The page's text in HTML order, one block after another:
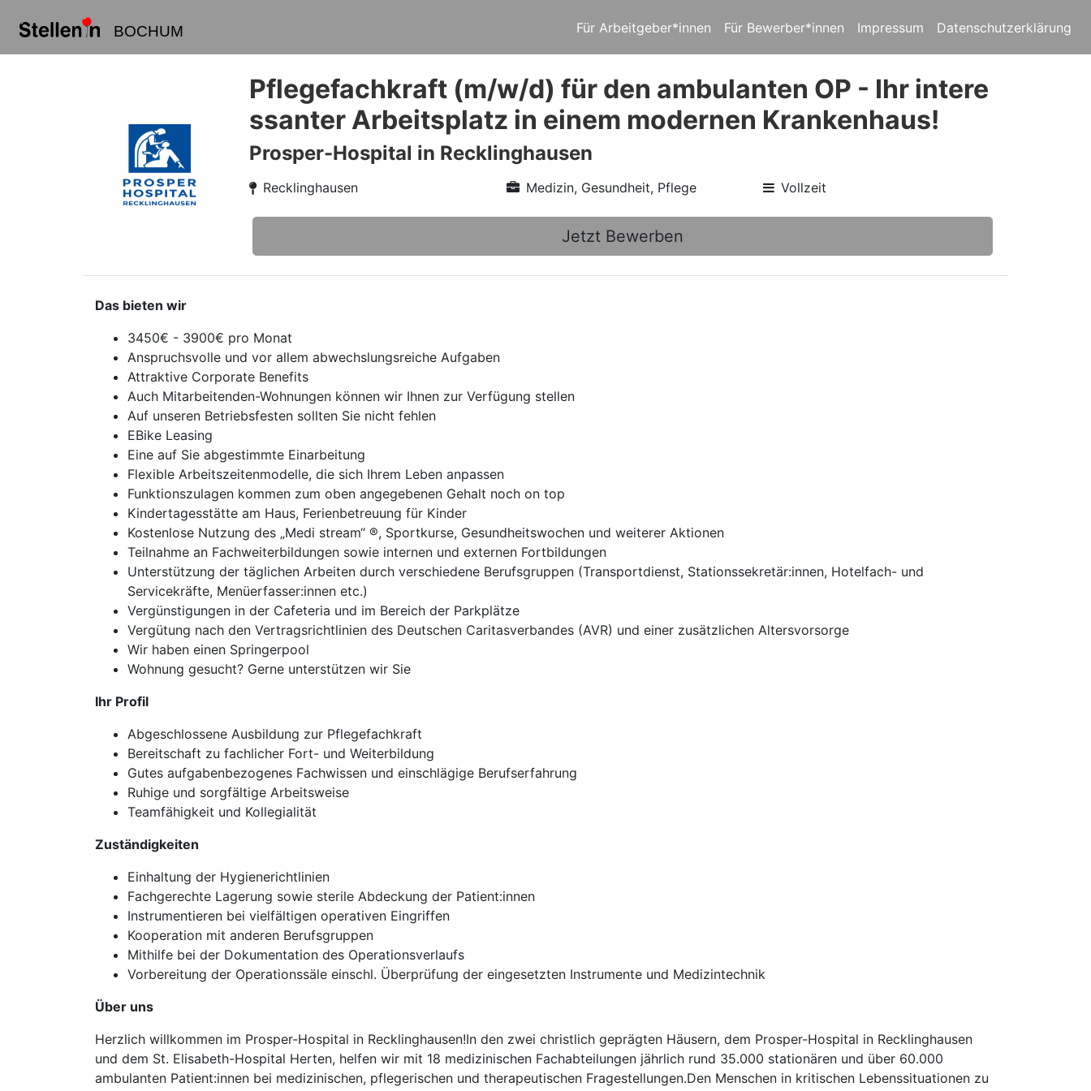
BOCHUM Für Arbeitgeber*innen Für Bewerber*innen Impressum Datenschutzerklärung
Pflegefachkraft (m/w/d) für den ambulanten OP - Ihr intere
ssanter Arbeitsplatz in einem modernen Krankenhaus!
Prosper-Hospital in Recklinghausen
Recklinghausen Medizin, Gesundheit, Pflege Vollzeit
Jetzt Bewerben
Das bieten wir
3450€ - 3900€ pro Monat
Anspruchsvolle und vor allem abwechslungsreiche Aufgaben
Attraktive Corporate Benefits
Auch Mitarbeitenden-Wohnungen können wir Ihnen zur Verfügung stellen
Auf unseren Betriebsfesten sollten Sie nicht fehlen
EBike Leasing
Eine auf Sie abgestimmte Einarbeitung
Flexible Arbeitszeitenmodelle, die sich Ihrem Leben anpassen
Funktionszulagen kommen zum oben angegebenen Gehalt noch on top
Kindertagesstätte am Haus, Ferienbetreuung für Kinder
Kostenlose Nutzung des „Medi stream“ ®, Sportkurse, Gesundheitswochen und weiterer Aktionen
Teilnahme an Fachweiterbildungen sowie internen und externen Fortbildungen
Unterstützung der täglichen Arbeiten durch verschiedene Berufsgruppen (Transportdienst, Stationssekretär:innen, Hotelfach- und
Servicekräfte, Menüerfasser:innen etc.)
Vergünstigungen in der Cafeteria und im Bereich der Parkplätze
Vergütung nach den Vertragsrichtlinien des Deutschen Caritasverbandes (AVR) und einer zusätzlichen Altersvorsorge
Wir haben einen Springerpool
Wohnung gesucht? Gerne unterstützen wir Sie
Ihr Profil
Abgeschlossene Ausbildung zur Pflegefachkraft
Bereitschaft zu fachlicher Fort- und Weiterbildung
Gutes aufgabenbezogenes Fachwissen und einschlägige Berufserfahrung
Ruhige und sorgfältige Arbeitsweise
Teamfähigkeit und Kollegialität
Zuständigkeiten
Einhaltung der Hygienerichtlinien
Fachgerechte Lagerung sowie sterile Abdeckung der Patient:innen
Instrumentieren bei vielfältigen operativen Eingriffen
Kooperation mit anderen Berufsgruppen
Mithilfe bei der Dokumentation des Operationsverlaufs
Vorbereitung der Operationssäle einschl. Überprüfung der eingesetzten Instrumente und Medizintechnik
Über uns
Herzlich willkommen im Prosper-Hospital in Recklinghausen!In den zwei christlich geprägten Häusern, dem Prosper-Hospital in Recklinghausen
und dem St. Elisabeth-Hospital Herten, helfen wir mit 18 medizinischen Fachabteilungen jährlich rund 35.000 stationären und über 60.000
ambulanten Patient:innen bei medizinischen, pflegerischen und therapeutischen Fragestellungen.Den Menschen in kritischen Lebenssituationen zu